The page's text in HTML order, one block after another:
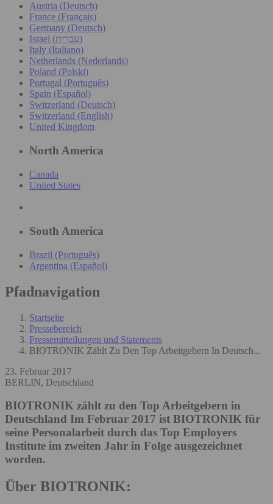
Austria (Deutsch)
France (Français)
Germany (Deutsch)
Israel (עִברִית)
Italy (Italiano)
Netherlands (Nederlands)
Poland (Polski)
Portugal (Português)
Spain (Español)
Switzerland (Deutsch)
Switzerland (English)
United Kingdom
North America
Canada
United States
South America
Brazil (Português)
Argentina (Español)
Pfadnavigation
Startseite
Pressebereich
Pressemitteilungen und Statements
BIOTRONIK Zählt Zu Den Top Arbeitgebern In Deutsch...
23. Februar 2017
BERLIN, Deutschland
BIOTRONIK zählt zu den Top Arbeitgebern in
Deutschland Im Februar 2017 ist BIOTRONIK für
seine Personalarbeit durch das Top Employers
Institute im zweiten Jahr in Folge ausgezeichnet
worden.
Über BIOTRONIK: